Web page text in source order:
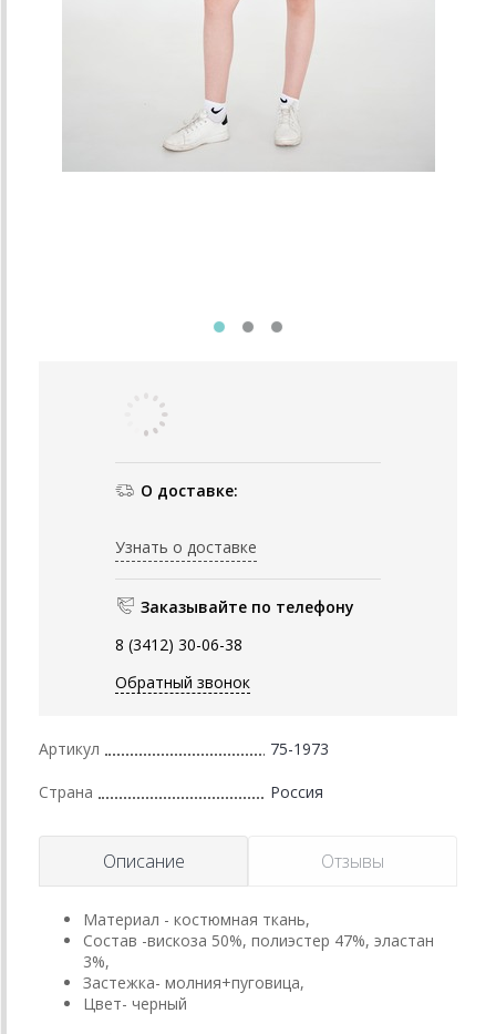
О доставке:
Узнать о доставке
Заказывайте по телефону
8 (3412) 30-06-38
Обратный звонок
Артикул 75-1973
Страна Россия
Описание Отзывы
Материал - костюмная ткань,
Состав -вискоза 50%, полиэстер 47%, эластан
3%,
Застежка- молния+пуговица,
Цвет- черный